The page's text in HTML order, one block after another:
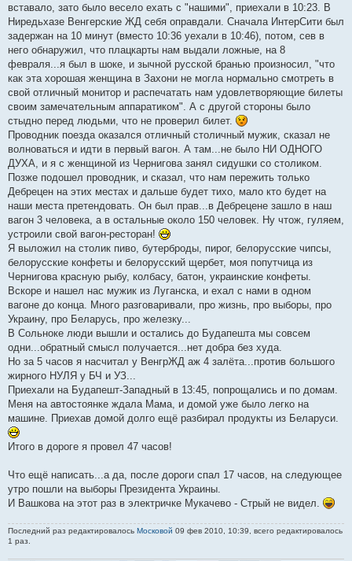
вставало, зато было весело ехать с "нашими", приехали в 10:23. В
Ниредьхазе Венгерские ЖД себя оправдали. Сначала ИнтерСити был
задержан на 10 минут (вместо 10:36 уехали в 10:46), потом, сев в
него обнаружил, что плацкарты нам выдали ложные, на 8
февраля...я был в шоке, и зычной русской бранью произносил, "что
как эта хорошая женщина в Захони не могла нормально смотреть в
свой отличный монитор и распечатать нам удовлетворяющие билеты
своим замечательным аппаратиком". А с другой стороны было
стыдно перед людьми, что не проверил билет.
Проводник поезда оказался отличный столичный мужик, сказал не
волноваться и идти в первый вагон. А там...не было НИ ОДНОГО
ДУХА, и я с женщиной из Чернигова занял сидушки со столиком.
Позже подошел проводник, и сказал, что нам пережить только
Дебрецен на этих местах и дальше будет тихо, мало кто будет на
наши места претендовать. Он был прав...в Дебрецене зашло в наш
вагон 3 человека, а в остальные около 150 человек. Ну чтож, гуляем,
устроили свой вагон-ресторан!
Я выложил на столик пиво, бутерброды, пирог, белорусские чипсы,
белорусские конфеты и белорусский щербет, моя попутчица из
Чернигова красную рыбу, колбасу, батон, украинские конфеты.
Вскоре и нашел нас мужик из Луганска, и ехал с нами в одном
вагоне до конца. Много разговаривали, про жизнь, про выборы, про
Украину, про Беларусь, про железку...
В Сольноке люди вышли и остались до Будапешта мы совсем
одни...обратный смысл получается...нет добра без худа.
Но за 5 часов я насчитал у ВенгрЖД аж 4 залёта...против большого
жирного НУЛЯ у БЧ и УЗ...
Приехали на Будапешт-Западный в 13:45, попрощались и по домам.
Меня на автостоянке ждала Мама, и домой уже было легко на
машине. Приехав домой долго ещё разбирал продукты из Беларуси.
Итого в дороге я провел 47 часов!
Что ещё написать...а да, после дороги спал 17 часов, на следующее
утро пошли на выборы Президента Украины.
И Вашкова на этот раз в электричке Мукачево - Стрый не видел.
Последний раз редактировалось Московой 09 фев 2010, 10:39, всего редактировалось
1 раз.